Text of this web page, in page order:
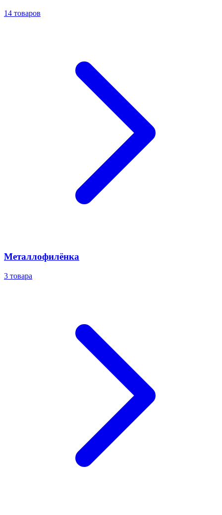
14 товаров
Металлофилёнка
3 товара